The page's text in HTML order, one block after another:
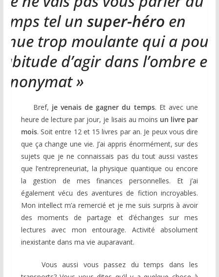
tel un super-héro en
trop moulante qui a pour
d’agir dans l’ombre et
»
Bref, je venais de gagner du temps. Et avec une
heure de lecture par jour, je lisais au moins un livre par
mois. Soit entre 12 et 15 livres par an. Je peux vous dire
que ça change une vie. J’ai appris énormément, sur des
sujets que je ne connaissais pas du tout aussi vastes
que l’entrepreneuriat, la physique quantique ou encore
la gestion de mes finances personnelles. Et j’ai
également vécu des aventures de fiction incroyables.
Mon intellect m’a remercié et je me suis surpris à avoir
des moments de partage et d’échanges sur mes
lectures avec mon entourage. Activité absolument
inexistante dans ma vie auparavant.
Vous aussi vous passez du temps dans les